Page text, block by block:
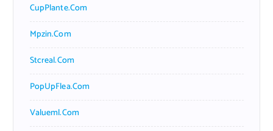
CupPlante.com
Mpzin.com
Stcreal.com
PopUpFlea.com
Valueml.com